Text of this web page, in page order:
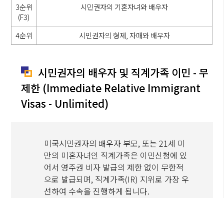
3순위
(F3)
시민권자의 기혼자녀와 배우자
4순위 시민권자의 형제, 자매와 배우자
시민권자의 배우자 및 직계가족 이민 - 무
제한 (Immediate Relative Immigrant
Visas - Unlimited)
미국시민권자의 배우자 부모, 또는 21세 미
만의 미혼자녀인 직계가족은 이민신청에 있
어서 영주권 비자 발급의 제한 없이 무한적
으로 발급되며, 직계가족(IR) 지위로 가장 우
선하여 수속을 진행하게 됩니다.